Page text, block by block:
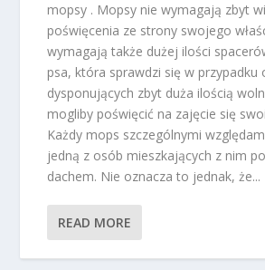
mopsy . Mopsy nie wymagają zbyt
poświęcenia ze strony swojego
wymagają także dużej ilości
psa, która sprawdzi się w przypadku
dysponujących zbyt duża ilością
mogliby poświęcić na zajęcie się
Każdy mops szczególnymi
jedną z osób mieszkających z nim
dachem. Nie oznacza to jednak, że...
READ MORE